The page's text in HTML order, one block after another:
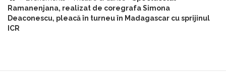
Ramanenjana, realizat de coregrafa Simona
Deaconescu, pleacă în turneu în Madagascar cu sprijinul
ICR